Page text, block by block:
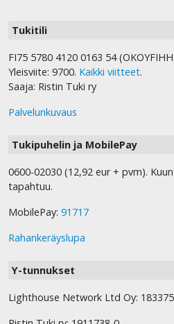
Tukitili
FI75 5780 4120 0163 54
Yleisviite: 9700. Kaikki viitteet.
Saaja: Ristin Tuki ry
Palvelunkuvaus
Tukipuhelin ja MobilePay
0600-02030 (12,92 eur + pvm).
tapahtuu.
MobilePay: 91717
Rahankeräyslupa
Y-tunnukset
Lighthouse Network Ltd Oy: